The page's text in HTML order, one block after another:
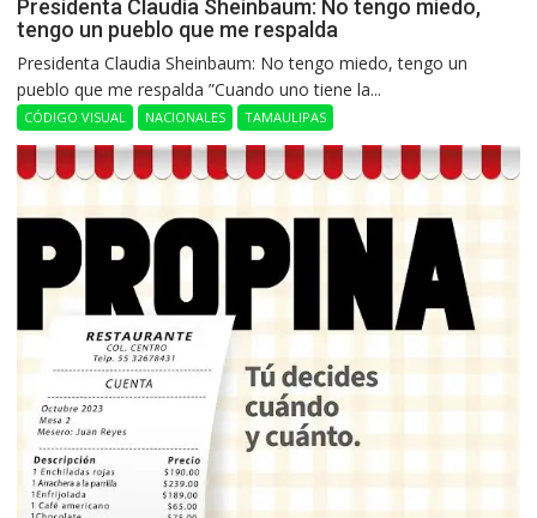
Presidenta Claudia Sheinbaum: No tengo miedo,
tengo un pueblo que me respalda
Presidenta Claudia Sheinbaum: No tengo miedo, tengo un
pueblo que me respalda ”Cuando uno tiene la...
CÓDIGO VISUAL NACIONALES TAMAULIPAS